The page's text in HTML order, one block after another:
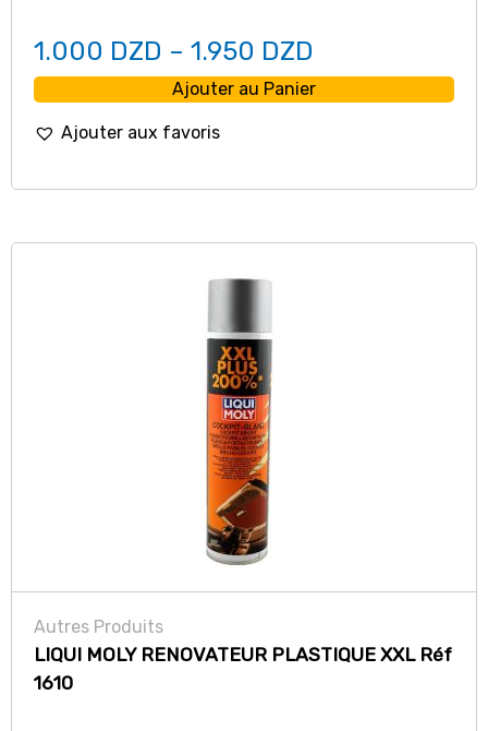
1.000 DZD – 1.950 DZD
Ajouter au Panier
Ajouter aux favoris
Autres Produits
LIQUI MOLY RENOVATEUR PLASTIQUE XXL Réf
1610